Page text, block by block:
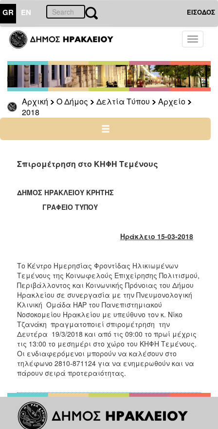
GR EN ΕΙΣΟΔΟΣ
Toggle
Αρχική Ο Δήμος Δελτία Τύπου
Αρχείο
2018
ΔΗΜΟΣ
Δελτία
Τύπου
Αρχείο
2026
2025
2022
2020
2019
2015
2013
2012
2011
2010
2006
ΤΟΠΟΣ
ΜΑΣ
ΠΟΛΙΤΙΣΜΟΣ
Σπιρομέτρηση στο ΚΗΦΗ Τεμένους
ΔΗΜΟΣ ΗΡΑΚΛΕΙΟΥ ΚΡΗΤΗΣ
ΓΡΑΦΕΙΟ ΤΥΠΟΥ
Ηράκλειο 15-03-2018
Το Κέντρο Ημερησίας Φροντίδας Ηλικιωμένων
Τεμένους της Κοινωφελούς Επιχείρησης Πολιτισμού,
Περιβάλλοντος και Κοινωνικής Πρόνοιας του Δήμου
Ηρακλείου σε συνεργασία με την Πνευμονολογική
Κλινική Ομάδα HAP του Πανεπιστημιακού
Νοσοκομείου Ηρακλείου με υπεύθυνο τον κ. Νίκο
Τζανάκη πραγματοποιεί σπιρομέτρηση την
Δευτέρα 19/3/2018 και από τις 09:00 το πρωί μέχρις
τις 13:00 το μεσημέρι στο χώρο του ΚΗΦΗ Τεμένους.
Οι ενδιαφερόμενοι μπορούν να καλέσουν στο
τηλέφωνο 2810-871124 για να ενημερωθούν και να
πάρουν σειρά προτεραιότητας.